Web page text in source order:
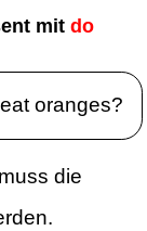
mit do
oranges?
die